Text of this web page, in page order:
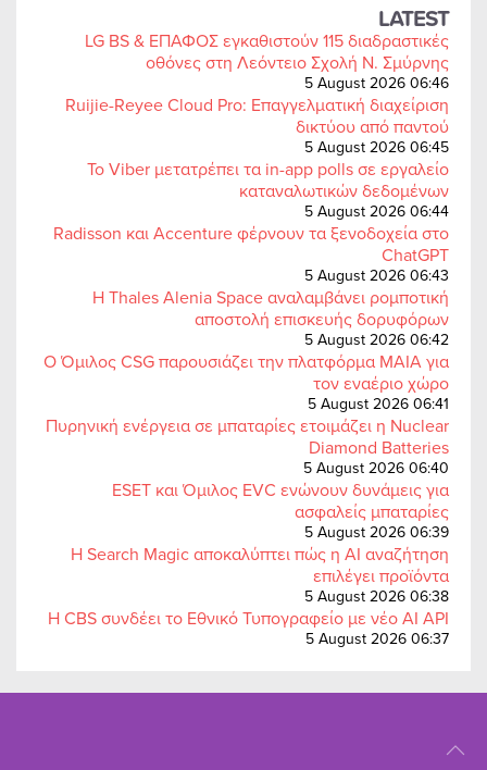
LATEST
LG BS & ΕΠΑΦΟΣ εγκαθιστούν 115 διαδραστικές
οθόνες στη Λεόντειο Σχολή Ν. Σμύρνης
5 August 2026 06:46
Ruijie-Reyee Cloud Pro: Επαγγελματική διαχείριση
δικτύου από παντού
5 August 2026 06:45
Το Viber μετατρέπει τα in-app polls σε εργαλείο
καταναλωτικών δεδομένων
5 August 2026 06:44
Radisson και Accenture φέρνουν τα ξενοδοχεία στο
ChatGPT
5 August 2026 06:43
Η Thales Alenia Space αναλαμβάνει ρομποτική
αποστολή επισκευής δορυφόρων
5 August 2026 06:42
Ο Όμιλος CSG παρουσιάζει την πλατφόρμα MAIA για
τον εναέριο χώρο
5 August 2026 06:41
Πυρηνική ενέργεια σε μπαταρίες ετοιμάζει η Nuclear
Diamond Batteries
5 August 2026 06:40
ESET και Όμιλος EVC ενώνουν δυνάμεις για
ασφαλείς μπαταρίες
5 August 2026 06:39
Η Search Magic αποκαλύπτει πώς η AI αναζήτηση
επιλέγει προϊόντα
5 August 2026 06:38
Η CBS συνδέει το Εθνικό Τυπογραφείο με νέο AI API
5 August 2026 06:37